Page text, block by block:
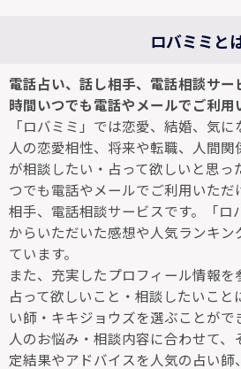
ロバミミと
電話占い、話し相手、電話相談サ
時間いつでも電話やメールでご利用
「ロバミミ」では恋愛、結婚、気
人の恋愛相性、将来や転職、人間関
が相談したい・占って欲しいと思っ
つでも電話やメールでご利用いただ
相手、電話相談サービスです。「ロ
からいただいた感想や人気ランキン
ています。
また、充実したプロフィール情報を
占って欲しいこと・相談したいこと
い師・キキジョウズを選ぶことがで
人のお悩み・相談内容に合わせて
定結果やアドバイスを人気の占い